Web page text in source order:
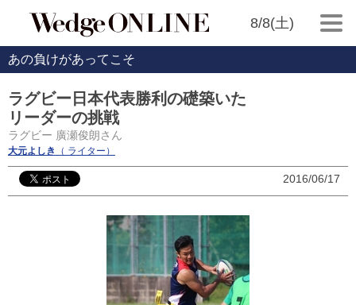
8/8(土)
あの負けがあってこそ
ラグビー日本代表勝利の礎築いた
リーダーの挑戦
ラグビー 廣瀬俊朗さん
大元よしき （ ライター）
2016/06/17